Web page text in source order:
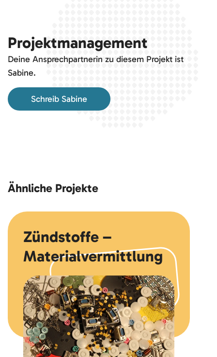
Projektmanagement
Deine Ansprechpartnerin zu diesem Projekt ist
Sabine.
Schreib Sabine
Ähnliche Projekte
Zündstoffe –
Materialvermittlung